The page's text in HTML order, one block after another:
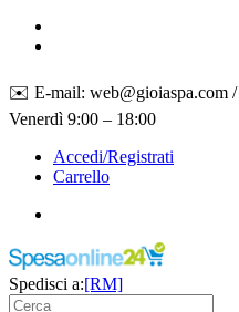
✉️ E-mail: web@gioiaspa.com /
Venerdì 9:00 – 18:00
Accedi/Registrati
Carrello
Spedisci a:[RM]